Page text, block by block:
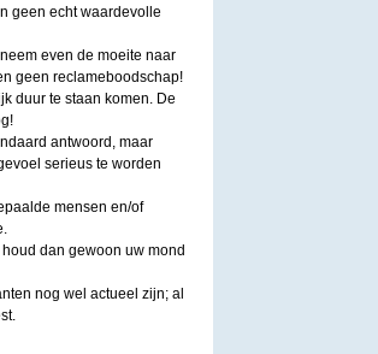
geen echt waardevolle
even de moeite naar
geen reclameboodschap!
duur te staan komen. De
antwoord, maar
serieus te worden
mensen en/of
dan gewoon uw mond
nog wel actueel zijn; al